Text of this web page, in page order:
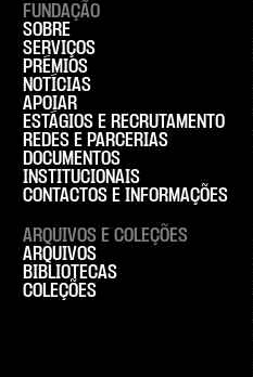
FUNDAÇÃO
SOBRE
SERVIÇOS
PRÉMIOS
NOTÍCIAS
APOIAR
ESTÁGIOS E RECRUTAMENTO
REDES E PARCERIAS
DOCUMENTOS
INSTITUCIONAIS
CONTACTOS E INFORMAÇÕES
ARQUIVOS E COLEÇÕES
ARQUIVOS
BIBLIOTECAS
COLEÇÕES